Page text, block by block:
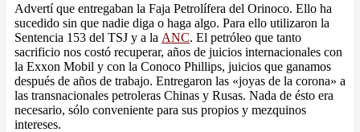
Advertí que entregaban la Faja Petrolífera del Orinoco. Ello ha
sucedido sin que nadie diga o haga algo. Para ello utilizaron la
Sentencia 153 del TSJ y a la ANC. El petróleo que tanto
sacrificio nos costó recuperar, años de juicios internacionales con
la Exxon Mobil y con la Conoco Phillips, juicios que ganamos
después de años de trabajo. Entregaron las «joyas de la corona» a
las transnacionales petroleras Chinas y Rusas. Nada de ésto era
necesario, sólo conveniente para sus propios y mezquinos
intereses.